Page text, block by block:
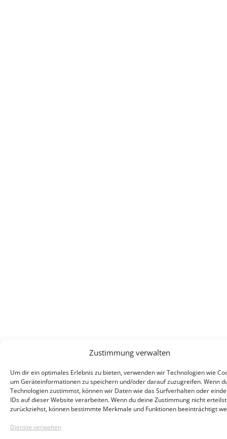
Zustimmung verwalten
Um dir ein optimales Erlebnis zu bieten, verwenden wir Technologien wie
um Geräteinformationen zu speichern und/oder darauf zuzugreifen. Wenn
Technologien zustimmst, können wir Daten wie das Surfverhalten oder
IDs auf dieser Website verarbeiten. Wenn du deine Zustimmung nicht
zurückziehst, können bestimmte Merkmale und Funktionen beeinträchtigt
Dienste verwalten